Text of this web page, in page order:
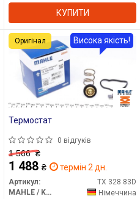
КУПИТИ
Термостат
0 відгуків
1 566₴
1 488 ₴ термін 2 дн.
Артикул:
TX 328 83D
MAHLE / KNECHT
Німеччина
Висока якість!
Оригінал